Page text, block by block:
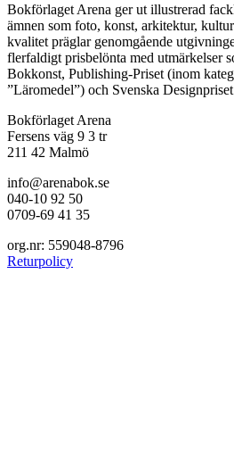
Bokförlaget Arena ger ut illustrerad
ämnen som foto, konst, arkitektur,
kvalitet präglar genomgående
flerfaldigt prisbelönta med utmärkelser
Bokkonst, Publishing-Priset (inom
”Läromedel”) och Svenska
Bokförlaget Arena
Fersens väg 9 3 tr
211 42 Malmö
info@arenabok.se
040-10 92 50
0709-69 41 35
org.nr: 559048-8796
Returpolicy